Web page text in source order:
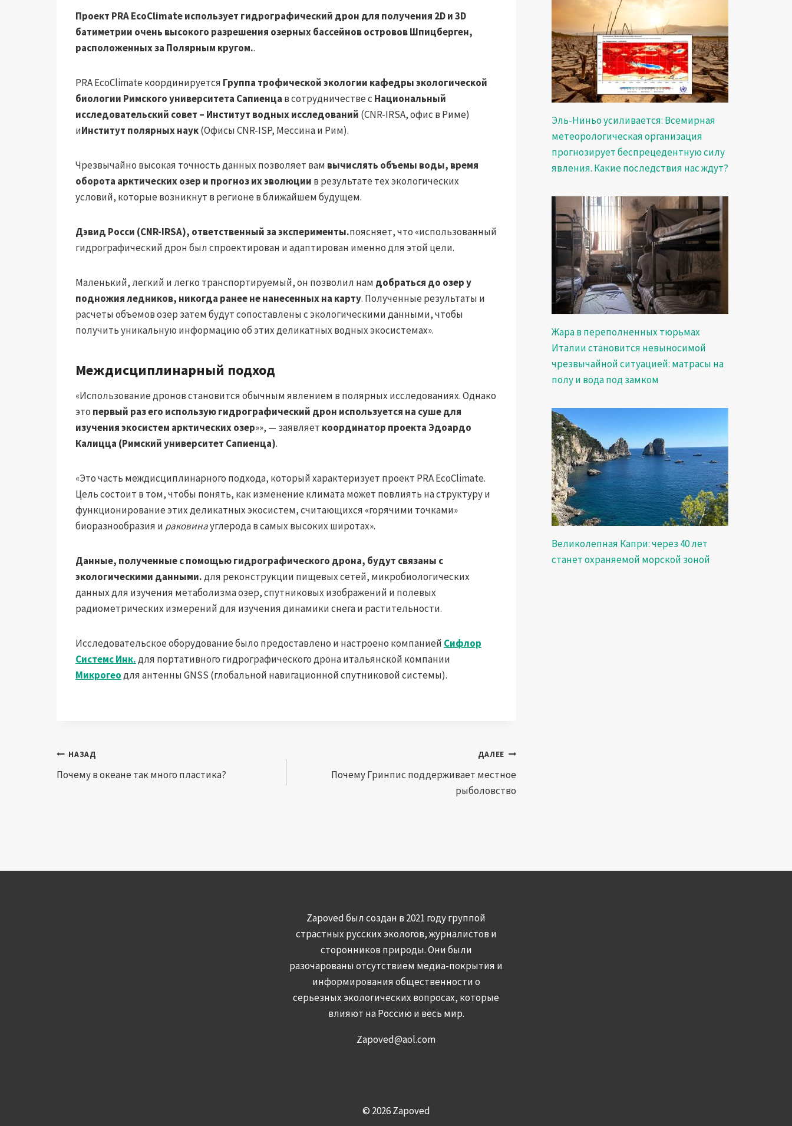
Проект PRA EcoClimate использует гидрографический дрон для получения 2D и 3D
батиметрии очень высокого разрешения озерных бассейнов островов Шпицберген,
расположенных за Полярным кругом..
PRA EcoClimate координируется Группа трофической экологии кафедры экологической
биологии Римского университета Сапиенца в сотрудничестве с Национальный
исследовательский совет – Институт водных исследований (CNR-IRSA, офис в Риме)
иИнститут полярных наук(Офисы CNR-ISP, Мессина и Рим).
Чрезвычайно высокая точность данных позволяет вам вычислять объемы воды, время
оборота арктических озер и прогноз их эволюции в результате тех экологических
условий, которые возникнут в регионе в ближайшем будущем.
Дэвид Росси (CNR-IRSA), ответственный за эксперименты.поясняет, что «использованный
гидрографический дрон был спроектирован и адаптирован именно для этой цели.
Маленький, легкий и легко транспортируемый, он позволил нам добраться до озер у
подножия ледников, никогда ранее не нанесенных на карту. Полученные результаты и
расчеты объемов озер затем будут сопоставлены с экологическими данными, чтобы
получить уникальную информацию об этих деликатных водных экосистемах».
Междисциплинарный подход
«Использование дронов становится обычным явлением в полярных исследованиях. Однако
это первый раз его используюгидрографический дрон используется на суше для
изучения экосистем арктических озер»», — заявляет координатор проекта Эдоардо
Калицца (Римский университет Сапиенца).
«Это часть междисциплинарного подхода, который характеризует проект PRA EcoClimate.
Цель состоит в том, чтобы понять, как изменение климата может повлиять на структуру и
функционирование этих деликатных экосистем, считающихся «горячими точками»
биоразнообразия и раковинауглерода в самых высоких широтах».
Данные, полученные с помощью гидрографического дрона, будут связаны с
экологическими данными.для реконструкции пищевых сетей, микробиологических
данных для изучения метаболизма озер, спутниковых изображений и полевых
радиометрических измерений для изучения динамики снега и растительности.
Исследовательское оборудование было предоставлено и настроено компанией Сифлор
Системс Инк.для портативного гидрографического дрона итальянской компании
Микрогеодля антенны GNSS (глобальной навигационной спутниковой системы).
Навигация
по
НАЗАД
Почему в океане так много пластика?
ДАЛЕЕ
Почему Гринпис поддерживает местное
рыболовство
Эль-Ниньо усиливается: Всемирная
метеорологическая организация
прогнозирует беспрецедентную силу
явления. Какие последствия нас ждут?
Жара в переполненных тюрьмах
Италии становится невыносимой
чрезвычайной ситуацией: матрасы на
полу и вода под замком
Великолепная Капри: через 40 лет
станет охраняемой морской зоной
Zapoved был создан в 2021 году группой
страстных русских экологов, журналистов и
сторонников природы. Они были
разочарованы отсутствием медиа-покрытия и
информирования общественности о
серьезных экологических вопросах, которые
влияют на Россию и весь мир.
Zapoved@aol.com
© 2026 Zapoved